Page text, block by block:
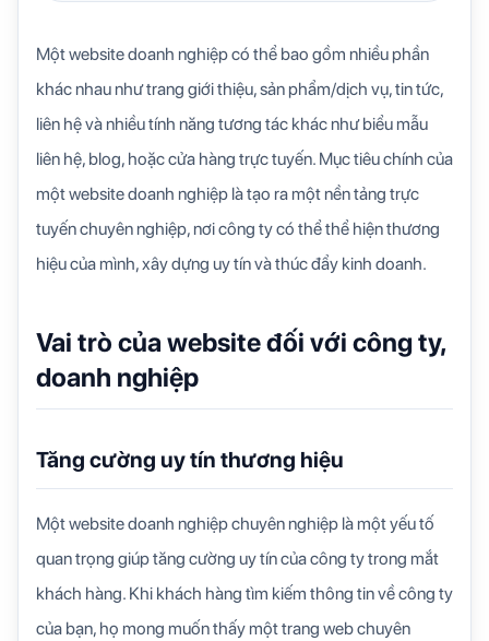
Một website doanh nghiệp có thể bao gồm nhiều phần
khác nhau như trang giới thiệu, sản phẩm/dịch vụ, tin tức,
liên hệ và nhiều tính năng tương tác khác như biểu mẫu
liên hệ, blog, hoặc cửa hàng trực tuyến. Mục tiêu chính của
một website doanh nghiệp là tạo ra một nền tảng trực
tuyến chuyên nghiệp, nơi công ty có thể thể hiện thương
hiệu của mình, xây dựng uy tín và thúc đẩy kinh doanh.
Vai trò của website đối với công ty,
doanh nghiệp
Tăng cường uy tín thương hiệu
Một website doanh nghiệp chuyên nghiệp là một yếu tố
quan trọng giúp tăng cường uy tín của công ty trong mắt
khách hàng. Khi khách hàng tìm kiếm thông tin về công ty
của bạn, họ mong muốn thấy một trang web chuyên